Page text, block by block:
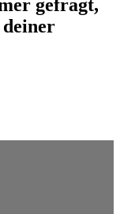
gefragt,
deiner